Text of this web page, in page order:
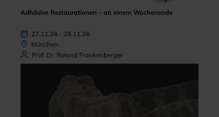
Adhäsive Restaurationen - an einem Wochenende
27.11.26 - 28.11.26
München
Prof. Dr. Roland Frankenberger